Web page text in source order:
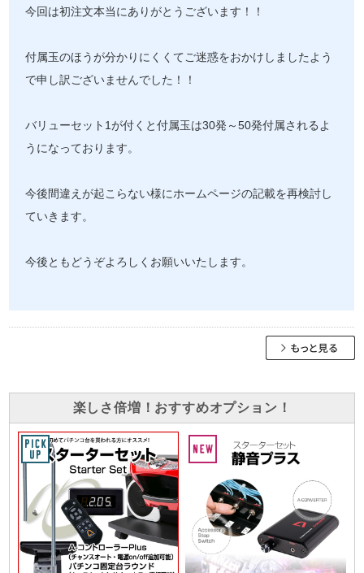
今回は初注文本当にありがとうございます！！
付属玉のほうが分かりにくくてご迷惑をおかけしましたよう
で申し訳ございませんでした！！
バリューセット1が付くと付属玉は30発～50発付属されるよ
うになっております。
今後間違えが起こらない様にホームページの記載を再検討し
ていきます。
今後ともどうぞよろしくお願いいたします。
楽しさ倍増！おすすめオプション！